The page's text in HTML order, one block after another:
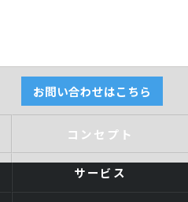
お問い合わせはこちら
コンセプト
サービス